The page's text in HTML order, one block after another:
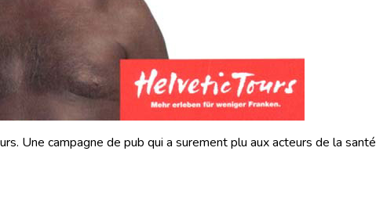
Une campagne de pub qui a surement plu aux acteurs de la santé